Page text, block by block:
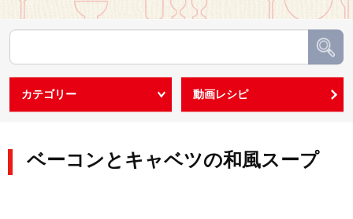
ベーコンとキャベツの和風スープ